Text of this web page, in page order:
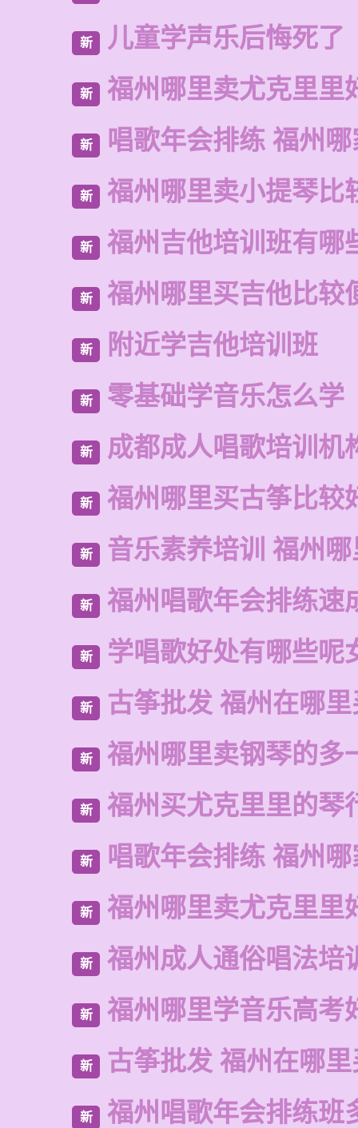
新 儿童学声乐后悔死了
新 福州哪里卖尤克里里
新 唱歌年会排练 福州
新 福州哪里卖小提琴比
新 福州吉他培训班有哪
新 福州哪里买吉他比较
新 附近学吉他培训班
新 零基础学音乐怎么学
新 成都成人唱歌培训机
新 福州哪里买古筝比较
新 音乐素养培训 福州
新 福州唱歌年会排练速
新 学唱歌好处有哪些呢
新 古筝批发 福州在哪
新 福州哪里卖钢琴的多
新 福州买尤克里里的琴
新 唱歌年会排练 福州
新 福州哪里卖尤克里里
新 福州成人通俗唱法培
新 福州哪里学音乐高考
新 古筝批发 福州在哪
新 福州唱歌年会排练班